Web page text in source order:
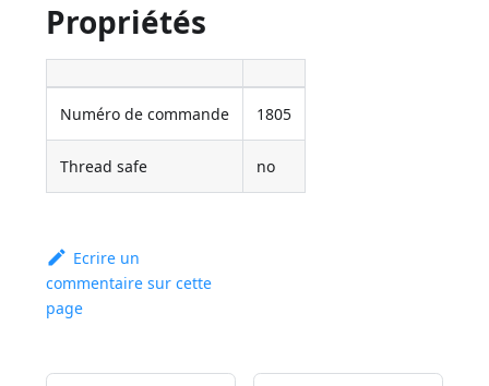
Propriétés
Numéro de commande 1805
Thread safe no
Ecrire un
commentaire sur cette
page